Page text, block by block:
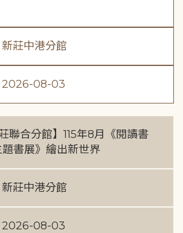
新莊中港分館
2026-08-03
莊聯合分館】115年8月《閱讀書
書展》繪出新世界
新莊中港分館
2026-08-03